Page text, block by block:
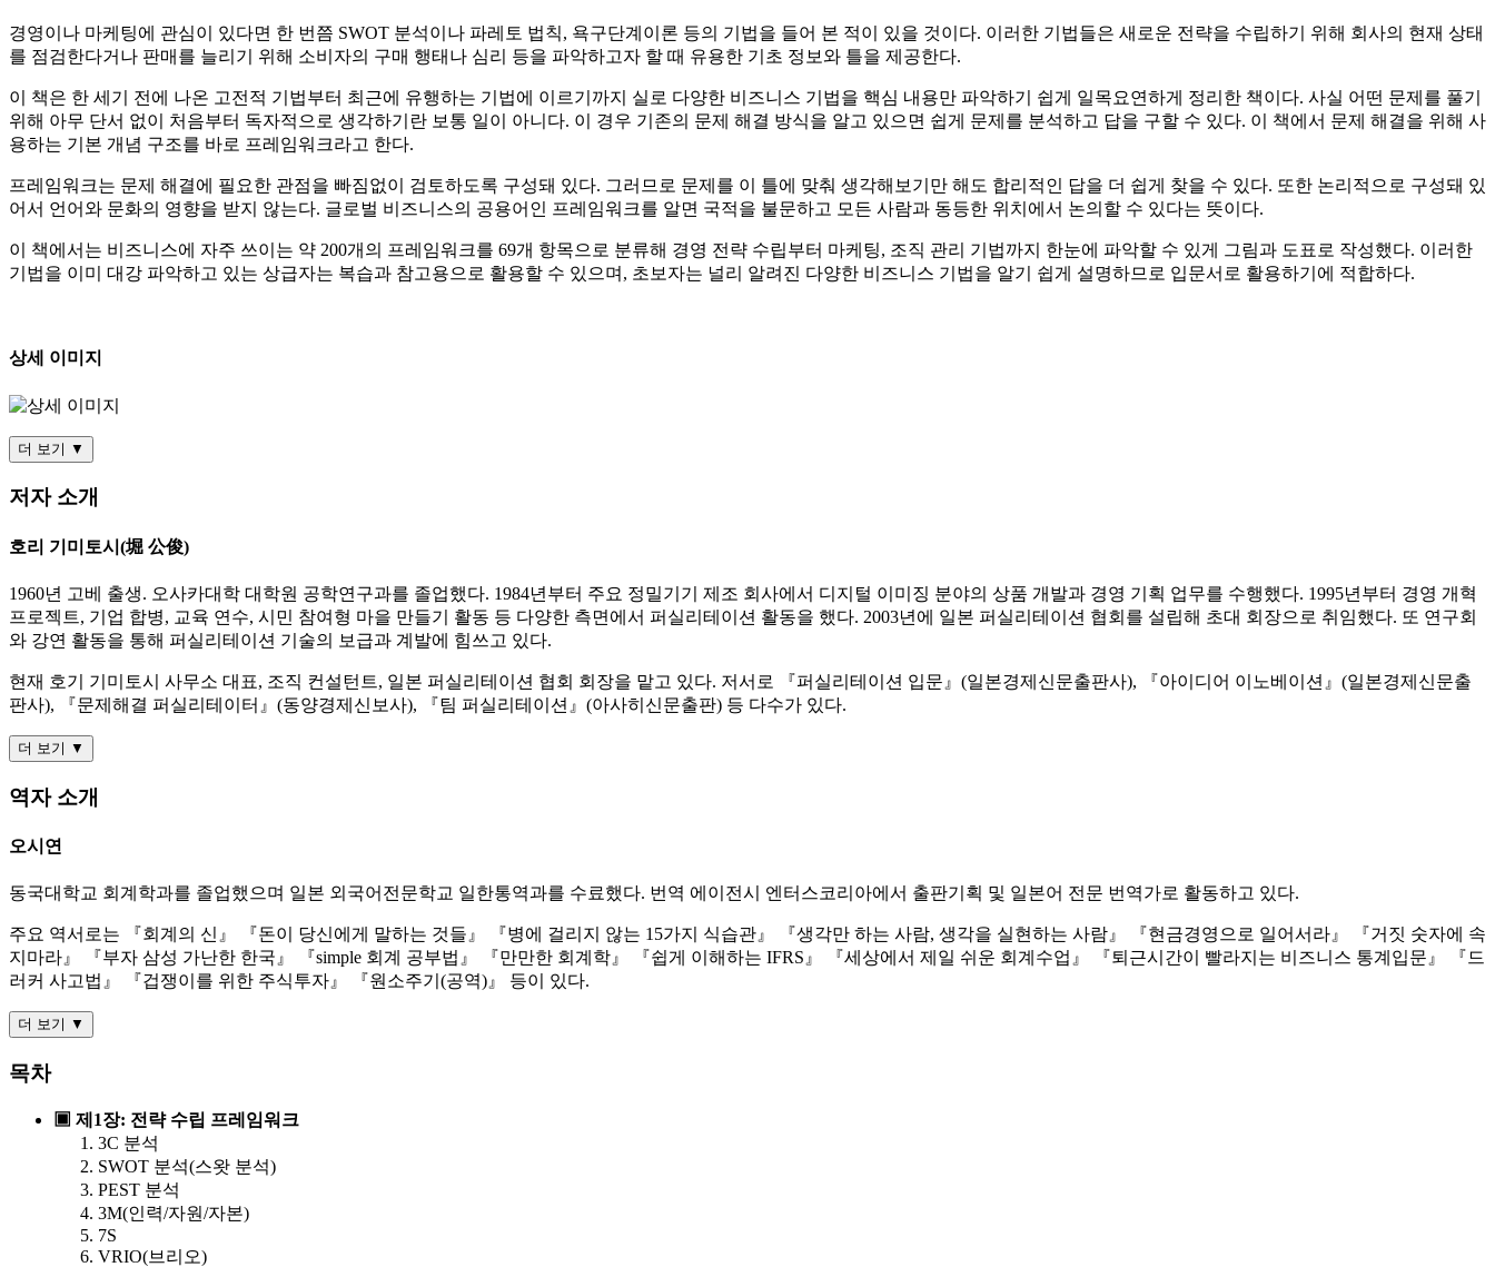
경영이나 마케팅에 관심이 있다면 한 번쯤 SWOT 분석이나 파레토 법칙, 욕구단계이론 등의 기법을 들어 본 적이 있을 것이다. 이러한 기법들은 새로운 전략을 수립하기 위해 회사의 현재 상태
를 점검한다거나 판매를 늘리기 위해 소비자의 구매 행태나 심리 등을 파악하고자 할 때 유용한 기초 정보와 틀을 제공한다.
이 책은 한 세기 전에 나온 고전적 기법부터 최근에 유행하는 기법에 이르기까지 실로 다양한 비즈니스 기법을 핵심 내용만 파악하기 쉽게 일목요연하게 정리한 책이다. 사실 어떤 문제를 풀기
위해 아무 단서 없이 처음부터 독자적으로 생각하기란 보통 일이 아니다. 이 경우 기존의 문제 해결 방식을 알고 있으면 쉽게 문제를 분석하고 답을 구할 수 있다. 이 책에서 문제 해결을 위해 사
용하는 기본 개념 구조를 바로 프레임워크라고 한다.
프레임워크는 문제 해결에 필요한 관점을 빠짐없이 검토하도록 구성돼 있다. 그러므로 문제를 이 틀에 맞춰 생각해보기만 해도 합리적인 답을 더 쉽게 찾을 수 있다. 또한 논리적으로 구성돼 있
어서 언어와 문화의 영향을 받지 않는다. 글로벌 비즈니스의 공용어인 프레임워크를 알면 국적을 불문하고 모든 사람과 동등한 위치에서 논의할 수 있다는 뜻이다.
이 책에서는 비즈니스에 자주 쓰이는 약 200개의 프레임워크를 69개 항목으로 분류해 경영 전략 수립부터 마케팅, 조직 관리 기법까지 한눈에 파악할 수 있게 그림과 도표로 작성했다. 이러한
기법을 이미 대강 파악하고 있는 상급자는 복습과 참고용으로 활용할 수 있으며, 초보자는 널리 알려진 다양한 비즈니스 기법을 알기 쉽게 설명하므로 입문서로 활용하기에 적합하다.
상세 이미지
더 보기 ▼
저자 소개
호리 기미토시(堀 公俊)
1960년 고베 출생. 오사카대학 대학원 공학연구과를 졸업했다. 1984년부터 주요 정밀기기 제조 회사에서 디지털 이미징 분야의 상품 개발과 경영 기획 업무를 수행했다. 1995년부터 경영 개혁
프로젝트, 기업 합병, 교육 연수, 시민 참여형 마을 만들기 활동 등 다양한 측면에서 퍼실리테이션 활동을 했다. 2003년에 일본 퍼실리테이션 협회를 설립해 초대 회장으로 취임했다. 또 연구회
와 강연 활동을 통해 퍼실리테이션 기술의 보급과 계발에 힘쓰고 있다.
현재 호기 기미토시 사무소 대표, 조직 컨설턴트, 일본 퍼실리테이션 협회 회장을 맡고 있다. 저서로 『퍼실리테이션 입문』(일본경제신문출판사), 『아이디어 이노베이션』(일본경제신문출
판사), 『문제해결 퍼실리테이터』(동양경제신보사), 『팀 퍼실리테이션』(아사히신문출판) 등 다수가 있다.
더 보기 ▼
역자 소개
오시연
동국대학교 회계학과를 졸업했으며 일본 외국어전문학교 일한통역과를 수료했다. 번역 에이전시 엔터스코리아에서 출판기획 및 일본어 전문 번역가로 활동하고 있다.
주요 역서로는 『회계의 신』 『돈이 당신에게 말하는 것들』 『병에 걸리지 않는 15가지 식습관』 『생각만 하는 사람, 생각을 실현하는 사람』 『현금경영으로 일어서라』 『거짓 숫자에 속
지마라』 『부자 삼성 가난한 한국』 『simple 회계 공부법』 『만만한 회계학』 『쉽게 이해하는 IFRS』 『세상에서 제일 쉬운 회계수업』 『퇴근시간이 빨라지는 비즈니스 통계입문』 『드
러커 사고법』 『겁쟁이를 위한 주식투자』 『원소주기(공역)』 등이 있다.
더 보기 ▼
목차
▣ 제1장: 전략 수립 프레임워크
3C 분석
SWOT 분석(스왓 분석)
PEST 분석
3M(인력/자원/자본)
7S
VRIO(브리오)